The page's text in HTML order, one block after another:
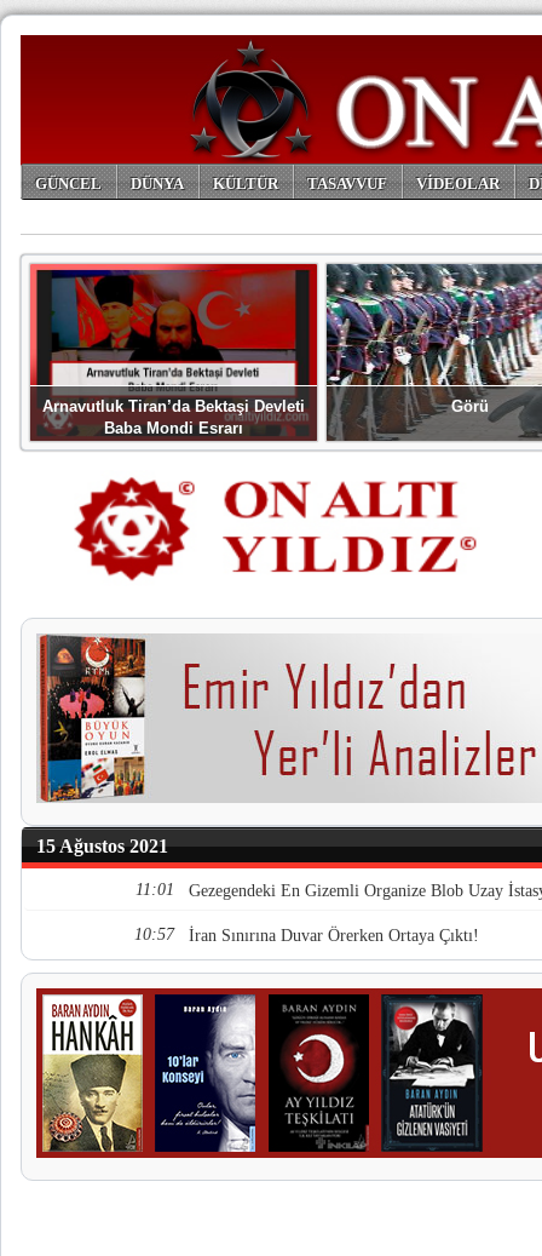
GÜNCEL DÜNYA KÜLTÜR TASAVVUF VİDEOLAR
Arnavutluk Tiran’da Bektaşi Devleti
Baba Mondi Esrarı
Görü
15 Ağustos 2021
11:01 Gezegendeki En Gizemli Organize Blob Uzay
10:57 İran Sınırına Duvar Örerken Ortaya Çıktı!